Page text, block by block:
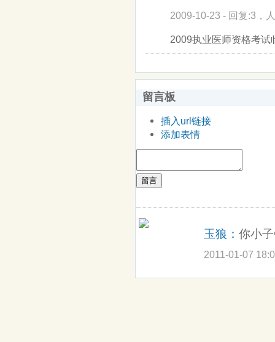
2009-10-23 - 回复:3，
2009执业医师资格考试
留言板
插入url链接
添加表情
留言
玉狼： 你小
2011-01-07